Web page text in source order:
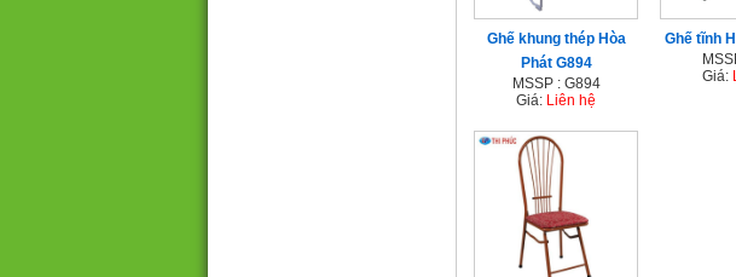
Ghế khung thép Hòa
Phát G894
MSSP : G894
Giá: Liên hệ
Ghế tĩnh
Giá: